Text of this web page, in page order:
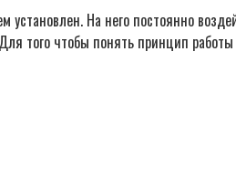
На него постоянно
того чтобы понять принцип